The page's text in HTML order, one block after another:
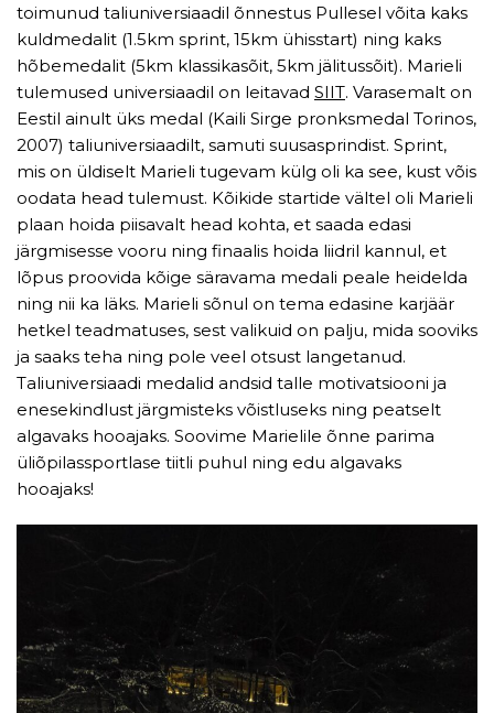
toimunud taliuniversiaadil õnnestus Pullesel võita kaks
kuldmedalit (1.5km sprint, 15km ühisstart) ning kaks
hõbemedalit (5km klassikasõit, 5km jälitussõit). Marieli
tulemused universiaadil on leitavad SIIT. Varasemalt on
Eestil ainult üks medal (Kaili Sirge pronksmedal Torinos,
2007) taliuniversiaadilt, samuti suusasprindist. Sprint,
mis on üldiselt Marieli tugevam külg oli ka see, kust võis
oodata head tulemust. Kõikide startide vältel oli Marieli
plaan hoida piisavalt head kohta, et saada edasi
järgmisesse vooru ning finaalis hoida liidril kannul, et
lõpus proovida kõige säravama medali peale heidelda
ning nii ka läks. Marieli sõnul on tema edasine karjäär
hetkel teadmatuses, sest valikuid on palju, mida sooviks
ja saaks teha ning pole veel otsust langetanud.
Taliuniversiaadi medalid andsid talle motivatsiooni ja
enesekindlust järgmisteks võistluseks ning peatselt
algavaks hooajaks. Soovime Marielile õnne parima
üliõpilassportlase tiitli puhul ning edu algavaks
hooajaks!